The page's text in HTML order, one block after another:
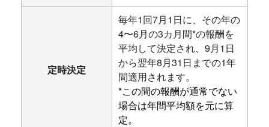
定時決定
毎年1回7月1日に、その年の
4〜6月の3カ月間*の報酬を
平均して決定され、9月1日
から翌年8月31日までの1年
間適用されます。
*この間の報酬が通常でない
場合は年間平均額を元に算
定。